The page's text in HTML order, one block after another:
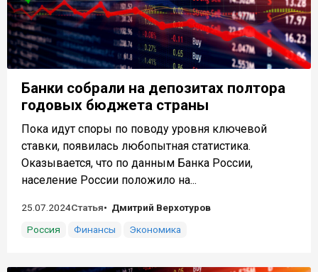
Банки собрали на депозитах полтора
годовых бюджета страны
Пока идут споры по поводу уровня ключевой
ставки, появилась любопытная статистика.
Оказывается, что по данным Банка России,
население России положило на...
25.07.2024Статья
Дмитрий Верхотуров
Россия
Финансы Экономика